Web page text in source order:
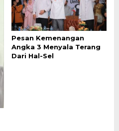
Pesan Kemenangan
Angka 3 Menyala Terang
Dari Hal-Sel